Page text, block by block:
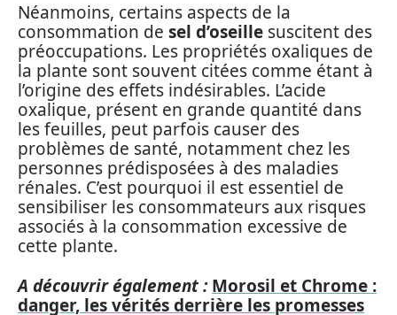
Néanmoins, certains aspects de la
consommation de sel d’oseille suscitent des
préoccupations. Les propriétés oxaliques de
la plante sont souvent citées comme étant à
l’origine des effets indésirables. L’acide
oxalique, présent en grande quantité dans
les feuilles, peut parfois causer des
problèmes de santé, notamment chez les
personnes prédisposées à des maladies
rénales. C’est pourquoi il est essentiel de
sensibiliser les consommateurs aux risques
associés à la consommation excessive de
cette plante.
A découvrir également : Morosil et Chrome :
danger, les vérités derrière les promesses